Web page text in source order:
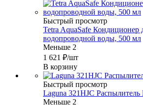
Быстрый просмотр
Tetra AquaSafe Кондиционер
водопроводной воды, 500 мл
Меньше 2
1 621 ₽/шт
В корзину
Быстрый просмотр
Laguna 321HJC
Меньше 2